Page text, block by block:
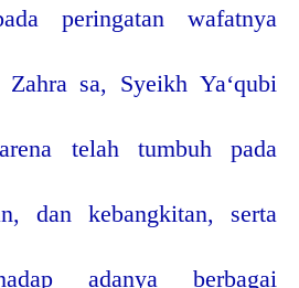
peringatan wafatnya
sa, Syeikh Ya‘qubi
telah tumbuh pada
dan kebangkitan, serta
adanya berbagai